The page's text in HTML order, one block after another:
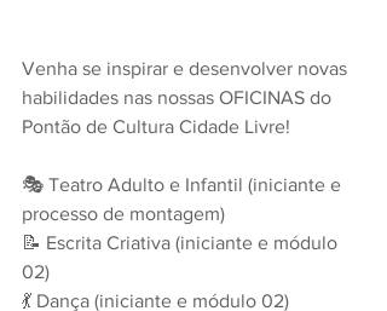
Venha se inspirar e desenvolver novas
habilidades nas nossas OFICINAS do
Pontão de Cultura Cidade Livre!
🎭 Teatro Adulto e Infantil (iniciante e
processo de montagem)
📝 Escrita Criativa (iniciante e módulo
02)
💃 Dança (iniciante e módulo 02)